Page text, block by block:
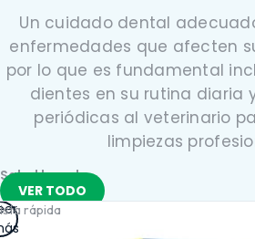
Un cuidado dental
enfermedades que afecten
por lo que es fundamental
dientes en su rutina diaria
periódicas al veterinario
limpiezas
Salud bucal
VER TODO
rápida